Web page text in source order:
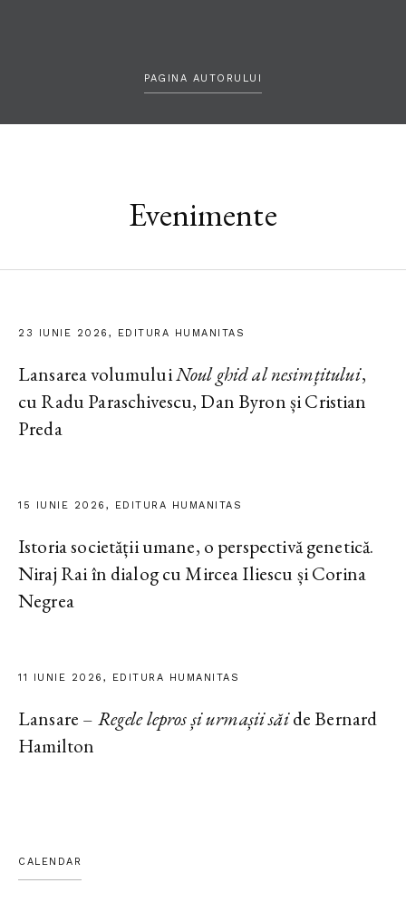
PAGINA AUTORULUI
Evenimente
23 IUNIE 2026, EDITURA HUMANITAS
Lansarea volumuluiNoul ghid al nesimțitului,
cu Radu Paraschivescu, Dan Byron și Cristian
Preda
15 IUNIE 2026, EDITURA HUMANITAS
Istoria societății umane, o perspectivă genetică.
Niraj Rai în dialog cu Mircea Iliescu și Corina
Negrea
11 IUNIE 2026, EDITURA HUMANITAS
Lansare – Regele lepros și urmașii săide Bernard
Hamilton
CALENDAR